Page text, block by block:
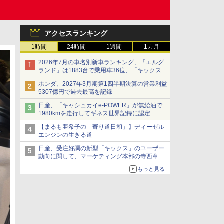
アクセスランキング
1時間 24時間 1週間 1カ月
2026年7月の車名別新車ランキング、「エルグ
ランド」は1883台で乗用車36位、「キックス」
は2591台で27位に
ホンダ、2027年3月期第1四半期決算の営業利益
5307億円で過去最高を記録
日産、「キャシュカイe-POWER」が無給油で
1980kmを走行してギネス世界記録に認定
【まるも亜希子の「寄り道日和」】ディーゼル
エンジンの生きる道
日産、受注好調の新型「キックス」のユーザー
動向に関して、マーケティング本部の寺西章氏
もっと見る